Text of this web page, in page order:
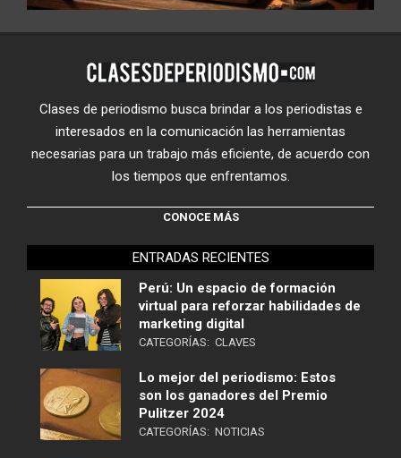
Clases de periodismo busca brindar a los periodistas e
interesados en la comunicación las herramientas
necesarias para un trabajo más eficiente, de acuerdo con
los tiempos que enfrentamos.
CONOCE MÁS
ENTRADAS RECIENTES
Perú: Un espacio de formación
virtual para reforzar habilidades de
marketing digital
CATEGORÍAS: CLAVES
Lo mejor del periodismo: Estos
son los ganadores del Premio
Pulitzer 2024
CATEGORÍAS: NOTICIAS